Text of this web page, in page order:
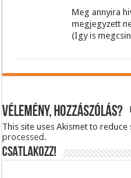
Meg annyira
megjegyzett
(Igy is
Vélemény, hozzászólás?
This site uses Akismet to
processed.
CSATLAKOZZ!